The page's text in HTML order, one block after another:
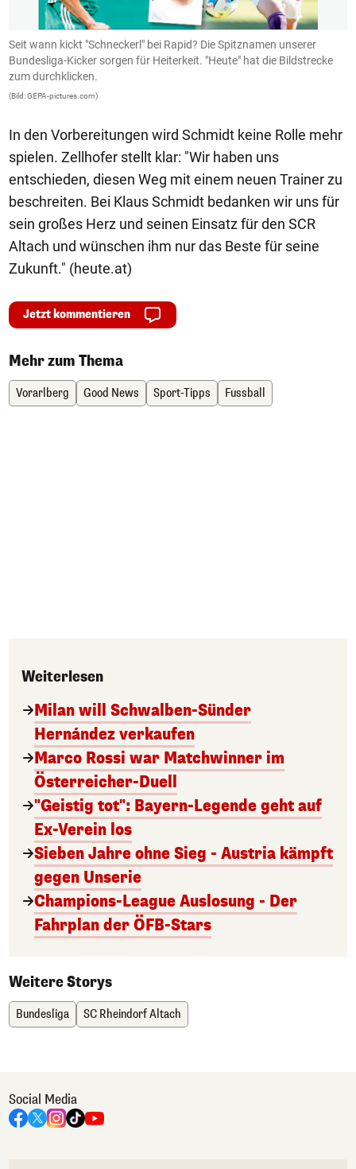
Seit wann kickt "Schneckerl" bei Rapid? Die Spitznamen unserer
Bundesliga-Kicker sorgen für Heiterkeit. "Heute" hat die Bildstrecke
zum durchklicken.
(Bild: GEPA-pictures.com)
In den Vorbereitungen wird Schmidt keine Rolle mehr
spielen. Zellhofer stellt klar: "Wir haben uns
entschieden, diesen Weg mit einem neuen Trainer zu
beschreiten. Bei Klaus Schmidt bedanken wir uns für
sein großes Herz und seinen Einsatz für den SCR
Altach und wünschen ihm nur das Beste für seine
Zukunft." (heute.at)
Jetzt kommentieren
Mehr zum Thema
Vorarlberg Good News Sport-Tipps Fussball
Weiterlesen
Milan will Schwalben-Sünder
Hernández verkaufen
Marco Rossi war Matchwinner im
Österreicher-Duell
"Geistig tot": Bayern-Legende geht auf
Ex-Verein los
Sieben Jahre ohne Sieg - Austria kämpft
gegen Unserie
Champions-League Auslosung - Der
Fahrplan der ÖFB-Stars
Weitere Storys
Bundesliga SC Rheindorf Altach
Social Media